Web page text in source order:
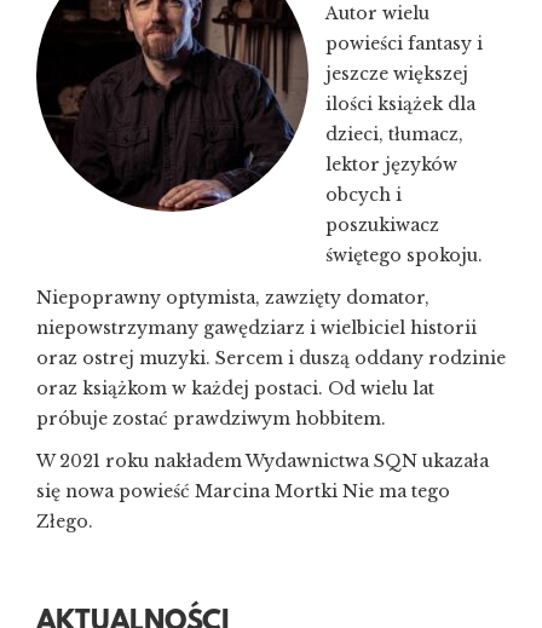
Autor wielu
powieści fantasy i
jeszcze większej
ilości książek dla
dzieci, tłumacz,
lektor języków
obcych i
poszukiwacz
świętego spokoju.
Niepoprawny optymista, zawzięty domator,
niepowstrzymany gawędziarz i wielbiciel historii
oraz ostrej muzyki. Sercem i duszą oddany rodzinie
oraz książkom w każdej postaci. Od wielu lat
próbuje zostać prawdziwym hobbitem.
W 2021 roku nakładem Wydawnictwa SQN ukazała
się nowa powieść Marcina Mortki Nie ma tego
Złego.